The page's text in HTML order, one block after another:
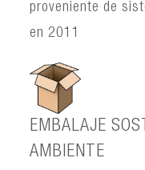
proveniente de
en 2011
EMBALAJE
AMBIENTE